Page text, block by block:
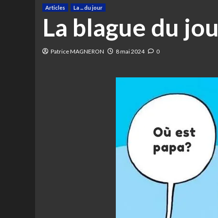
Articles La ... du jour
La blague du
Patrice MAGNERON 8 mai 2024 0